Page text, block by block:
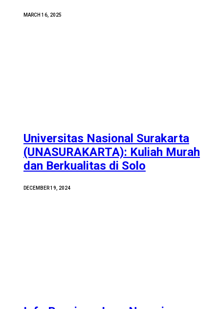
MARCH 16, 2025
Universitas Nasional Surakarta
(UNASURAKARTA): Kuliah Murah
dan Berkualitas di Solo
DECEMBER 19, 2024